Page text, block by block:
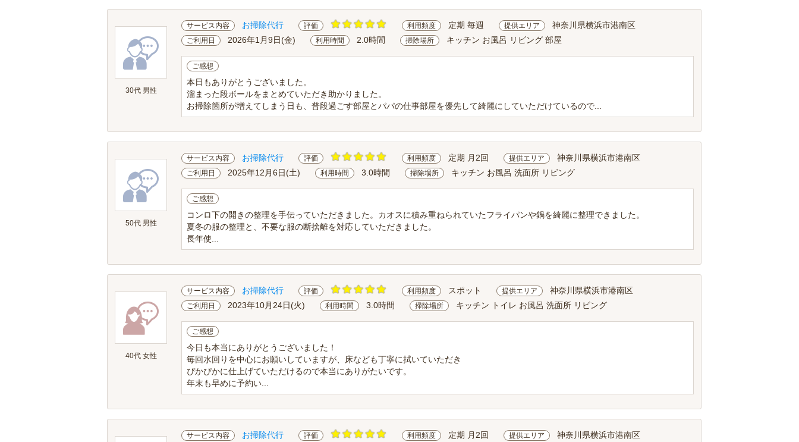
30代 男性
サービス内容 お掃除代行 評価 利用頻度 定期 毎週 提供エリア 神奈川県横浜市港南区
ご利用日 2026年1月9日(金) 利用時間 2.0時間 掃除場所 キッチン お風呂 リビング 部屋
ご感想
本日もありがとうございました。
溜まった段ボールをまとめていただき助かりました。
お掃除箇所が増えてしまう日も、普段過ごす部屋とパパの仕事部屋を優先して綺麗にしていただけているので...
50代 男性
サービス内容 お掃除代行 評価 利用頻度 定期 月2回 提供エリア 神奈川県横浜市港南区
ご利用日 2025年12月6日(土) 利用時間 3.0時間 掃除場所 キッチン お風呂 洗面所 リビング
ご感想
コンロ下の開きの整理を手伝っていただきました。カオスに積み重ねられていたフライパンや鍋を綺麗に整理できました。
夏冬の服の整理と、不要な服の断捨離を対応していただきました。
長年使...
40代 女性
サービス内容 お掃除代行 評価 利用頻度 スポット 提供エリア 神奈川県横浜市港南区
ご利用日 2023年10月24日(火) 利用時間 3.0時間 掃除場所 キッチン トイレ お風呂 洗面所 リビング
ご感想
今日も本当にありがとうございました！
毎回水回りを中心にお願いしていますが、床なども丁寧に拭いていただき
ぴかぴかに仕上げていただけるので本当にありがたいです。
年末も早めに予約い...
サービス内容 お掃除代行 評価 利用頻度 定期 月2回 提供エリア 神奈川県横浜市港南区